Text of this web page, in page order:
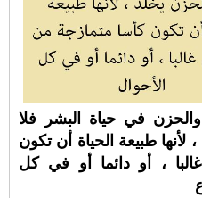
في حياة البشر فلا
لأنها طبيعة الحياة أن تكون
، أو دائما أو في كل